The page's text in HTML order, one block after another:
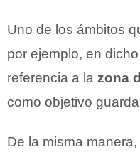
Uno de los ámbitos
por ejemplo, en
referencia a la zona
como objetivo
De la misma